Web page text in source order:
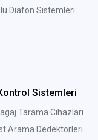
Diafon Sistemleri
Sistemleri
Tarama Cihazları
Arama Dedektörleri